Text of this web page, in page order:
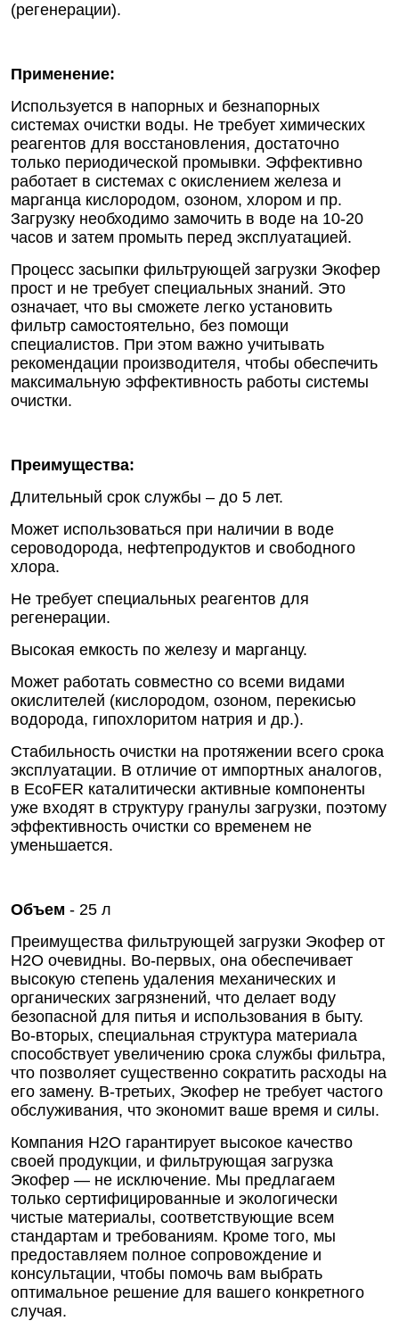
(регенерации).
Применение:
Используется в напорных и безнапорных
системах очистки воды. Не требует химических
реагентов для восстановления, достаточно
только периодической промывки. Эффективно
работает в системах с окислением железа и
марганца кислородом, озоном, хлором и пр.
Загрузку необходимо замочить в воде на 10-20
часов и затем промыть перед эксплуатацией.
Процесс засыпки фильтрующей загрузки Экофер
прост и не требует специальных знаний. Это
означает, что вы сможете легко установить
фильтр самостоятельно, без помощи
специалистов. При этом важно учитывать
рекомендации производителя, чтобы обеспечить
максимальную эффективность работы системы
очистки.
Преимущества:
Длительный срок службы – до 5 лет.
Может использоваться при наличии в воде
сероводорода, нефтепродуктов и свободного
хлора.
Не требует специальных реагентов для
регенерации.
Высокая емкость по железу и марганцу.
Может работать совместно со всеми видами
окислителей (кислородом, озоном, перекисью
водорода, гипохлоритом натрия и др.).
Стабильность очистки на протяжении всего срока
эксплуатации. В отличие от импортных аналогов,
в EcoFER каталитически активные компоненты
уже входят в структуру гранулы загрузки, поэтому
эффективность очистки со временем не
уменьшается.
Объем - 25 л
Преимущества фильтрующей загрузки Экофер от
Н2О очевидны. Во-первых, она обеспечивает
высокую степень удаления механических и
органических загрязнений, что делает воду
безопасной для питья и использования в быту.
Во-вторых, специальная структура материала
способствует увеличению срока службы фильтра,
что позволяет существенно сократить расходы на
его замену. В-третьих, Экофер не требует частого
обслуживания, что экономит ваше время и силы.
Компания Н2О гарантирует высокое качество
своей продукции, и фильтрующая загрузка
Экофер — не исключение. Мы предлагаем
только сертифицированные и экологически
чистые материалы, соответствующие всем
стандартам и требованиям. Кроме того, мы
предоставляем полное сопровождение и
консультации, чтобы помочь вам выбрать
оптимальное решение для вашего конкретного
случая.